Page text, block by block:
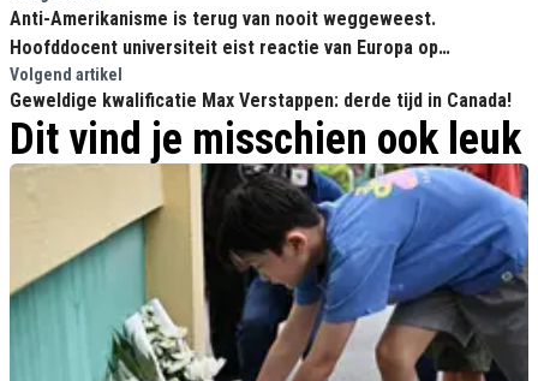
Anti-Amerikanisme is terug van nooit weggeweest.
Hoofddocent universiteit eist reactie van Europa op
'Amerikaanse inmenging'
Volgend artikel
Geweldige kwalificatie Max Verstappen: derde tijd in Canada!
Dit vind je misschien ook leuk